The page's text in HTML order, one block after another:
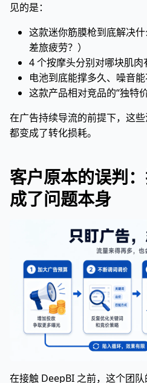
见的是：
这款迷你筋膜枪到底解决什
差旅疲劳？）
4 个按摩头分别对哪块肌肉
电池到底能撑多久、噪音
这款产品相对竞品的“独特
在广告持续导流的前提下，这
都变成了转化损耗。
客户原本的误判
成了问题本身
在接触 DeepBI 之前，这个团队